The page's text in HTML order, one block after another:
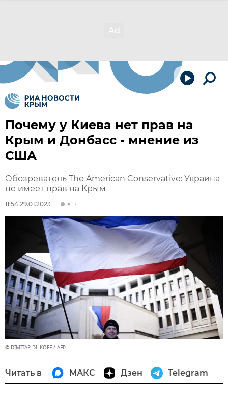
Почему у Киева нет прав на
Крым и Донбасс - мнение из
США
Обозреватель The American Conservative: Украина
не имеет прав на Крым
11:54 29.01.2023
© DIMITAR DILKOFF / AFP
Читать в МАКС Дзен Telegram